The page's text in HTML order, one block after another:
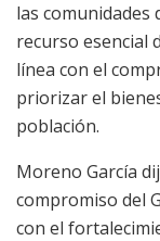
las comunidades
recurso esencial
línea con el
priorizar el
población.
Moreno García
compromiso del
con el